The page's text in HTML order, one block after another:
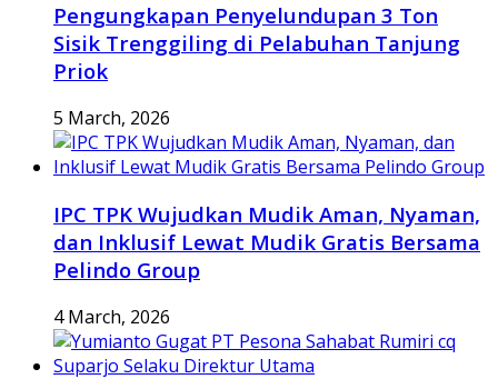
Pengungkapan Penyelundupan 3 Ton
Sisik Trenggiling di Pelabuhan Tanjung
Priok
5 March, 2026
IPC TPK Wujudkan Mudik Aman, Nyaman,
dan Inklusif Lewat Mudik Gratis Bersama
Pelindo Group
4 March, 2026